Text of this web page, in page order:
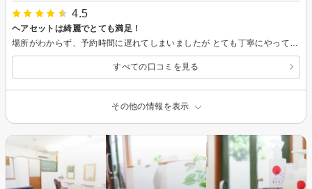
4.5
ヘアセットは綺麗でとても満足！
すべての口コミを見る
その他の情報を表示